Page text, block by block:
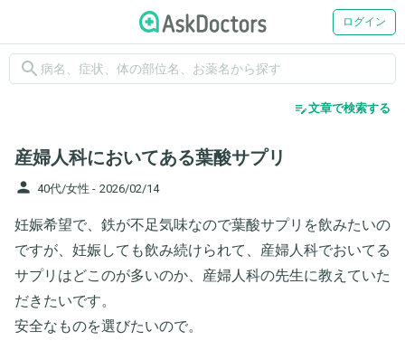
ログイン
search
edit_note文章で検索する
産婦人科においてある葉酸サプリ
person 40代/女性 - 2026/02/14
妊娠希望で、鉄が不足気味なので葉酸サプリを飲みたいの
ですが、妊娠しても飲み続けられて、産婦人科でおいてる
サプリはどこのが多いのか、産婦人科の先生に教えていた
だきたいです。
安全なものを選びたいので。